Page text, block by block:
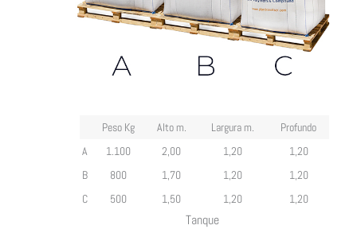
Peso Kg Alto m. Largura m.
Profundo
A
1.100 2,00 1,20
1,20
B
800 1,70 1,20
1,20
C
500 1,50 1,20 1,20
Tanque